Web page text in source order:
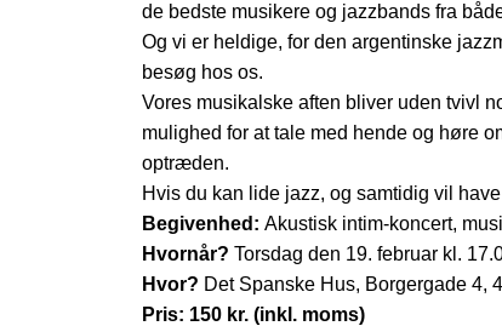
de bedste musikere og jazzbands fra
Og vi er heldige, for den argentinske
besøg hos os.
Vores musikalske aften bliver uden tvivl
mulighed for at tale med hende og høre
optræden.
Hvis du kan lide jazz, og samtidig vil
Begivenhed: Akustisk intim-koncert,
Hvornår? Torsdag den 19. februar kl.
Hvor? Det Spanske Hus, Borgergade 4,
Pris: 150 kr. (inkl. moms)